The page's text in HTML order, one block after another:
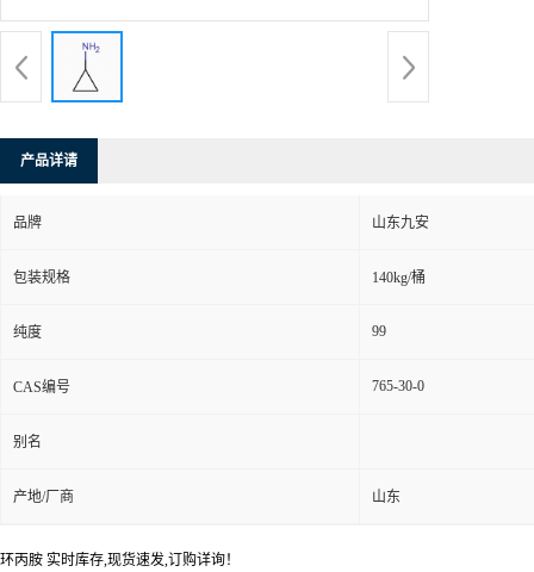
产品详请
品牌 山东九安
包装规格 140kg/桶
纯度 99
CAS编号 765-30-0
别名
产地/厂商 山东
环丙胺 实时库存,现货速发,订购详询！